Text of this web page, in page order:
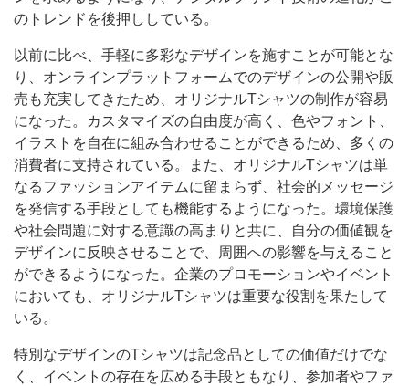
のトレンドを後押ししている。
以前に比べ、手軽に多彩なデザインを施すことが可能とな
り、オンラインプラットフォームでのデザインの公開や販
売も充実してきたため、オリジナルTシャツの制作が容易
になった。カスタマイズの自由度が高く、色やフォント、
イラストを自在に組み合わせることができるため、多くの
消費者に支持されている。また、オリジナルTシャツは単
なるファッションアイテムに留まらず、社会的メッセージ
を発信する手段としても機能するようになった。環境保護
や社会問題に対する意識の高まりと共に、自分の価値観を
デザインに反映させることで、周囲への影響を与えること
ができるようになった。企業のプロモーションやイベント
においても、オリジナルTシャツは重要な役割を果たして
いる。
特別なデザインのTシャツは記念品としての価値だけでな
く、イベントの存在を広める手段ともなり、参加者やファ